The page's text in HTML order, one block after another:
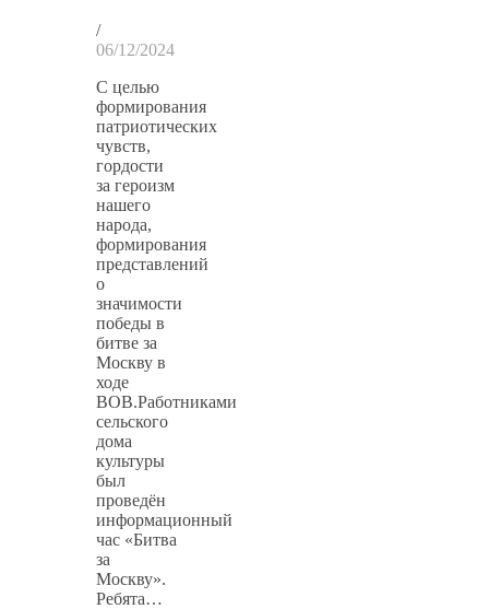
/
06/12/2024
С целью
формирования
патриотических
чувств,
гордости
за героизм
нашего
народа,
формирования
представлений
о
значимости
победы в
битве за
Москву в
ходе
ВОВ.Работниками
сельского
дома
культуры
был
проведён
информационный
час «Битва
за
Москву».
Ребята…